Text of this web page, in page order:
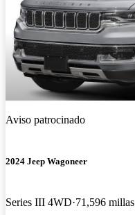
Aviso patrocinado
2024 Jeep Wagoneer
Series III 4WD 71,596 millas